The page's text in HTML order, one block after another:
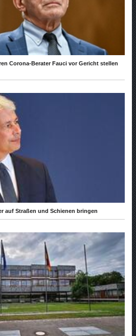
Corona-Berater Fauci vor Gericht stellen
auf Straßen und Schienen bringen